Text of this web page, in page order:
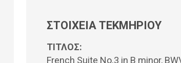
ΣΤΟΙΧΕΙΑ ΤΕΚΜΗΡΙΟΥ
ΤΙΤΛΟΣ:
French Suite No.3 in B minor,